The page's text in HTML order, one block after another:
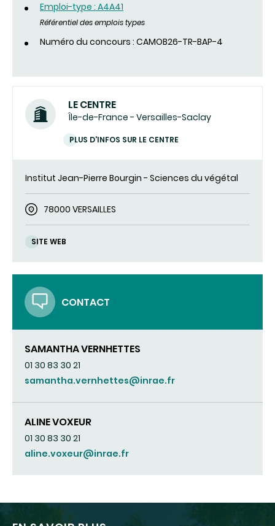
Emploi-type : A4A41
Référentiel des emplois types
Numéro du concours : CAMOB26-TR-BAP-4
LE CENTRE
Île-de-France - Versailles-Saclay
PLUS D'INFOS SUR LE CENTRE
Institut Jean-Pierre Bourgin - Sciences du végétal
78000 VERSAILLES
SITE WEB
CONTACT
SAMANTHA VERNHETTES
01 30 83 30 21
samantha.vernhettes@inrae.fr
ALINE VOXEUR
01 30 83 30 21
aline.voxeur@inrae.fr